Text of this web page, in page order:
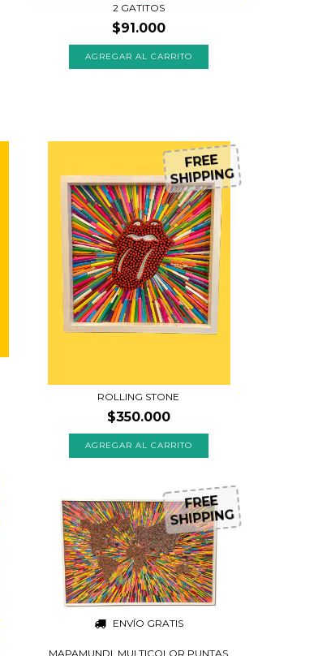
2 GATITOS
$91.000
FREE
SHIPPING
ROLLING STONE
$350.000
ENVÍO GRATIS
FREE
SHIPPING
MAPAMUNDI, MULTICOLOR PUNTAS